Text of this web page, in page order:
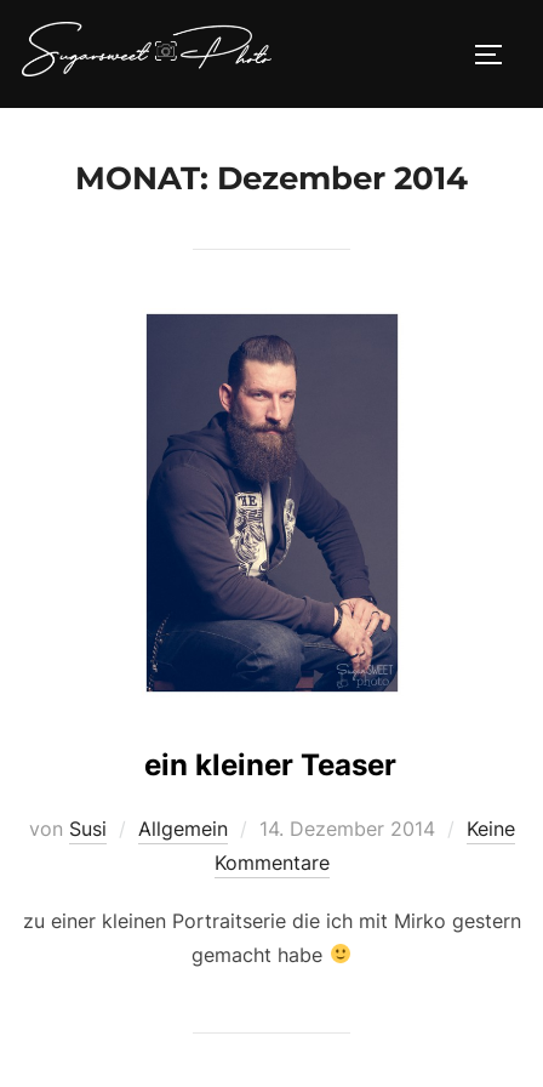
Inhalt
springen
MONAT: Dezember 2014
ein kleiner Teaser
von Susi Allgemein
Veröffentlicht
am
14. Dezember 2014
Keine
Kommentare
zu einer kleinen Portraitserie die ich mit Mirko gestern
gemacht habe